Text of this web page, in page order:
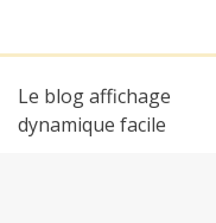
Le blog affichage
dynamique facile